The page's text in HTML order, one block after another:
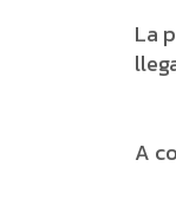
La
A